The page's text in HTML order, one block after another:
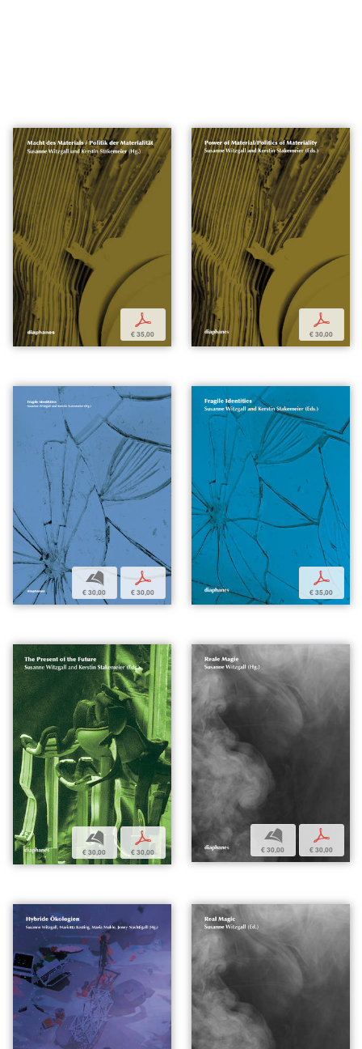
p
€ 35,00
p
€ 30,00
b
€ 30,00
p
€ 30,00
p
€ 35,00
b
€ 30,00
p
€ 30,00
b
€ 30,00
p
€ 30,00